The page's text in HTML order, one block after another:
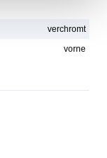
verchromt
vorne